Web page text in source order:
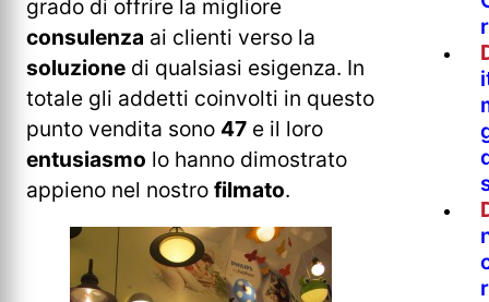
grado di offrire la migliore
consulenza ai clienti verso la
soluzione di qualsiasi esigenza. In
totale gli addetti coinvolti in questo
punto vendita sono 47 e il loro
entusiasmo lo hanno dimostrato
appieno nel nostro filmato.